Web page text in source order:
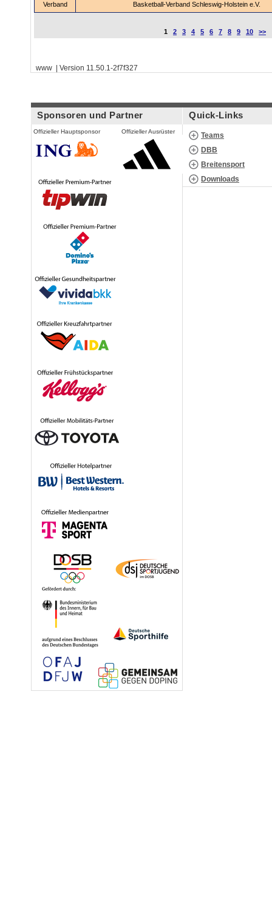
Verband Basketball-Verband Schleswig-Holstein e.V.
1 2 3 4 5 6 7 8 9 10 >>
www | Version 11.50.1-2f7f327
Sponsoren und Partner
Offizieller Hauptsponsor Offizieller Ausrüster
Quick-Links
Teams
DBB
Breitensport
Downloads